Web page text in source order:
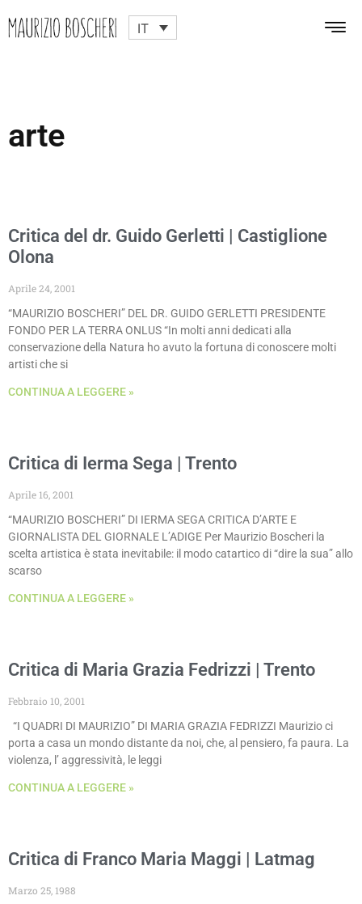
IT
arte
Critica del dr. Guido Gerletti | Castiglione
Olona
Aprile 24, 2001
“MAURIZIO BOSCHERI” DEL DR. GUIDO GERLETTI PRESIDENTE
FONDO PER LA TERRA ONLUS “In molti anni dedicati alla
conservazione della Natura ho avuto la fortuna di conoscere molti
artisti che si
CONTINUA A LEGGERE »
Critica di Ierma Sega | Trento
Aprile 16, 2001
“MAURIZIO BOSCHERI” DI IERMA SEGA CRITICA D’ARTE E
GIORNALISTA DEL GIORNALE L’ADIGE Per Maurizio Boscheri la
scelta artistica è stata inevitabile: il modo catartico di “dire la sua” allo
scarso
CONTINUA A LEGGERE »
Critica di Maria Grazia Fedrizzi | Trento
Febbraio 10, 2001
“I QUADRI DI MAURIZIO” DI MARIA GRAZIA FEDRIZZI Maurizio ci
porta a casa un mondo distante da noi, che, al pensiero, fa paura. La
violenza, l’ aggressività, le leggi
CONTINUA A LEGGERE »
Critica di Franco Maria Maggi | Latmag
Marzo 25, 1988